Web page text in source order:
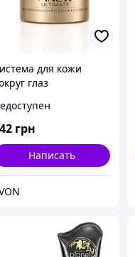
для кожи
глаз
крем и бальзам
Эйвон, Ейвон
грн
Написать